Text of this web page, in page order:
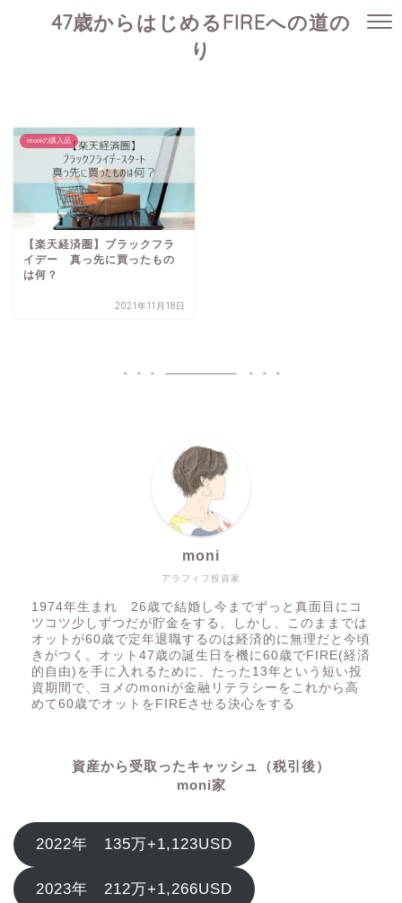
47歳からはじめるFIREへの道の
り
moniの購入品
【楽天経済圏】ブラックフラ
イデー 真っ先に買ったもの
は何？
2021年11月18日
アラフィフ投資家
moni
1974年生まれ 26歳で結婚し今までずっと真面目にコ
ツコツ少しずつだが貯金をする。しかし、このままでは
オットが60歳で定年退職するのは経済的に無理だと今頃
きがつく。オット47歳の誕生日を機に60歳でFIRE(経済
的自由)を手に入れるために、たった13年という短い投
資期間で、ヨメのmoniが金融リテラシーをこれから高
めて60歳でオットをFIREさせる決心をする
資産から受取ったキャッシュ（税引後）
moni家
2022年 135万+1,123USD
2023年 212万+1,266USD